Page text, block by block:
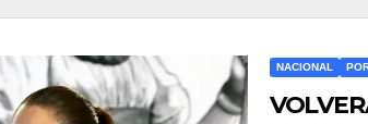
NACIONAL